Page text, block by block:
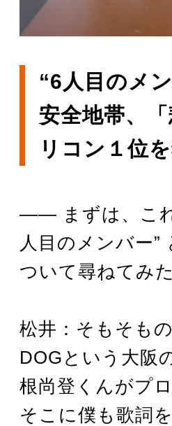
“6人目のメ
安全地帯、
リコン１位
―― まずは、こ
人目のメンバー
ついて尋ねてみた
松井：そもそも
DOGという大阪
根尚登くんがプ
そこに僕も歌詞